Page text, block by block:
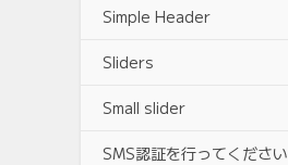
Simple Header
Sliders
Small slider
SMS認証を行ってください